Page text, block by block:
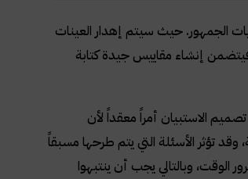
الجمهور. حيث سيتم إهدار العينات
إنشاء مقاييس جيدة كتابة
الاستبيان أمراً معقداً لأن
تؤثر الأسئلة التي يتم طرحها مسبقاً
الوقت، وبالتالي يجب أن ينتبهوا